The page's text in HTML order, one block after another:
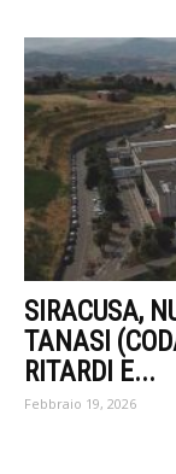
SIRACUSA,
TANASI
RITARDI E...
Febbraio 19, 2026